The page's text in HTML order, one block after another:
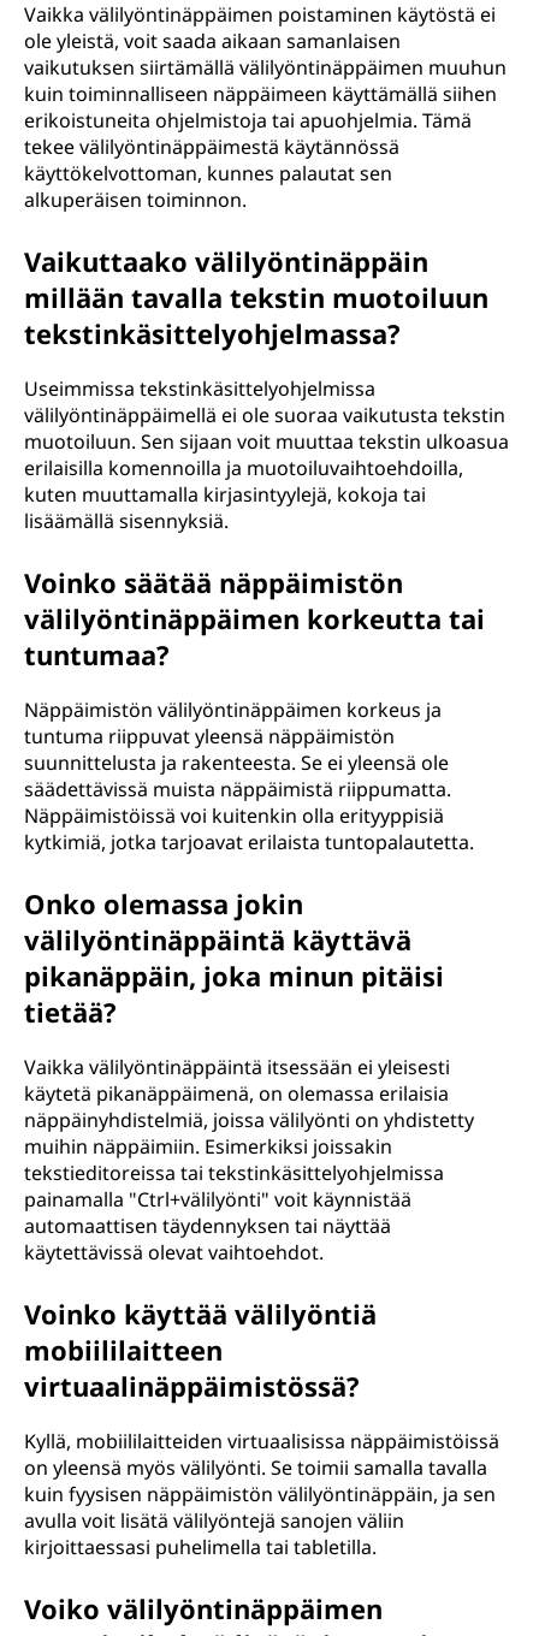
Vaikka välilyöntinäppäimen poistaminen käytöstä ei
ole yleistä, voit saada aikaan samanlaisen
vaikutuksen siirtämällä välilyöntinäppäimen muuhun
kuin toiminnalliseen näppäimeen käyttämällä siihen
erikoistuneita ohjelmistoja tai apuohjelmia. Tämä
tekee välilyöntinäppäimestä käytännössä
käyttökelvottoman, kunnes palautat sen
alkuperäisen toiminnon.
Vaikuttaako välilyöntinäppäin
millään tavalla tekstin muotoiluun
tekstinkäsittelyohjelmassa?
Useimmissa tekstinkäsittelyohjelmissa
välilyöntinäppäimellä ei ole suoraa vaikutusta tekstin
muotoiluun. Sen sijaan voit muuttaa tekstin ulkoasua
erilaisilla komennoilla ja muotoiluvaihtoehdoilla,
kuten muuttamalla kirjasintyylejä, kokoja tai
lisäämällä sisennyksiä.
Voinko säätää näppäimistön
välilyöntinäppäimen korkeutta tai
tuntumaa?
Näppäimistön välilyöntinäppäimen korkeus ja
tuntuma riippuvat yleensä näppäimistön
suunnittelusta ja rakenteesta. Se ei yleensä ole
säädettävissä muista näppäimistä riippumatta.
Näppäimistöissä voi kuitenkin olla erityyppisiä
kytkimiä, jotka tarjoavat erilaista tuntopalautetta.
Onko olemassa jokin
välilyöntinäppäintä käyttävä
pikanäppäin, joka minun pitäisi
tietää?
Vaikka välilyöntinäppäintä itsessään ei yleisesti
käytetä pikanäppäimenä, on olemassa erilaisia
näppäinyhdistelmiä, joissa välilyönti on yhdistetty
muihin näppäimiin. Esimerkiksi joissakin
tekstieditoreissa tai tekstinkäsittelyohjelmissa
painamalla "Ctrl+välilyönti" voit käynnistää
automaattisen täydennyksen tai näyttää
käytettävissä olevat vaihtoehdot.
Voinko käyttää välilyöntiä
mobiililaitteen
virtuaalinäppäimistössä?
Kyllä, mobiililaitteiden virtuaalisissa näppäimistöissä
on yleensä myös välilyönti. Se toimii samalla tavalla
kuin fyysisen näppäimistön välilyöntinäppäin, ja sen
avulla voit lisätä välilyöntejä sanojen väliin
kirjoittaessasi puhelimella tai tabletilla.
Voiko välilyöntinäppäimen